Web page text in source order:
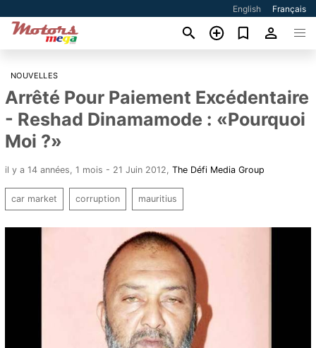
English Français
NOUVELLES
Arrêté Pour Paiement Excédentaire
- Reshad Dinamamode : «Pourquoi
Moi ?»
il y a 14 années, 1 mois - 21 Juin 2012 The Défi Media Group
car market corruption mauritius